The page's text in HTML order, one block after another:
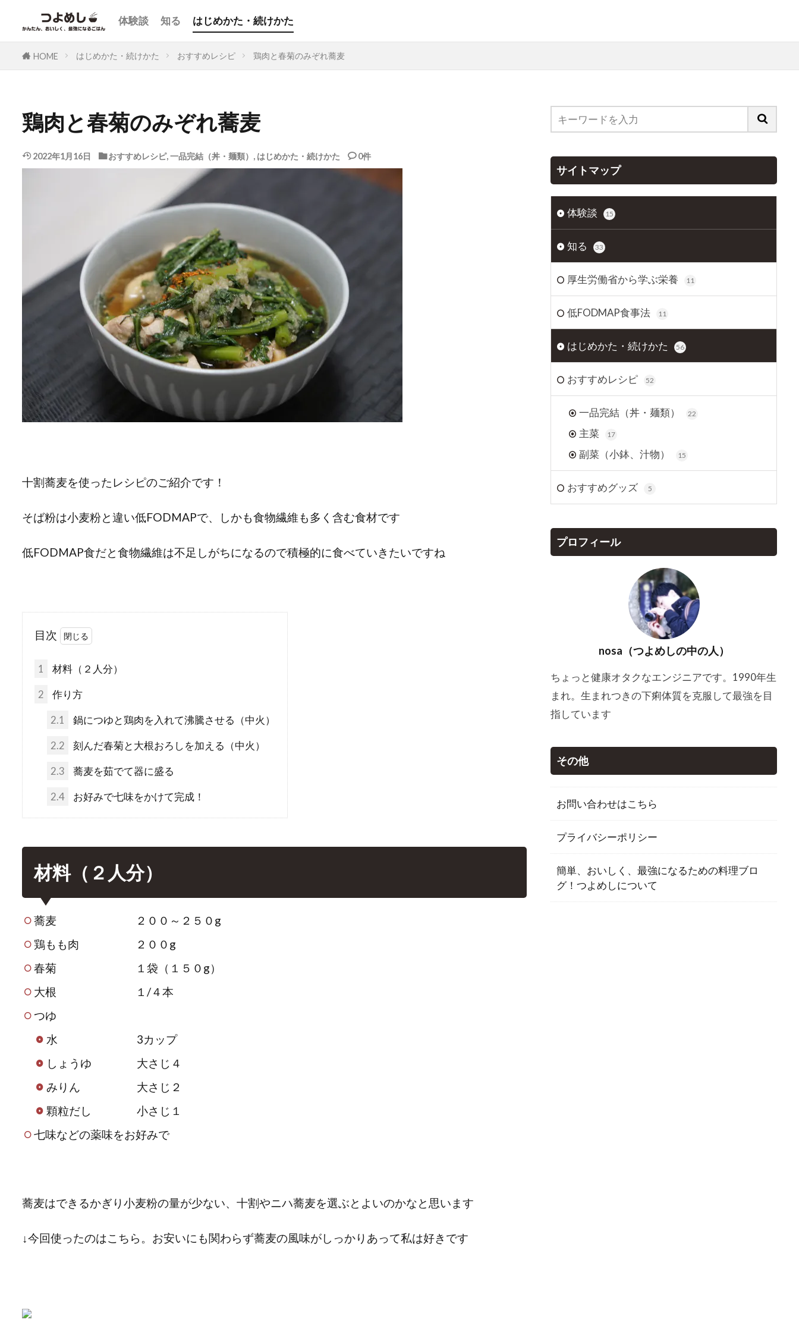
体験談 知る はじめかた・続けかた
HOME はじめかた・続けかた おすすめレシピ 鶏肉と春菊のみぞれ蕎麦
鶏肉と春菊のみぞれ蕎麦
2022年1月16日 おすすめレシピ,一品完結（丼・麺類） , はじめかた・続けかた 0件
十割蕎麦を使ったレシピのご紹介です！
そば粉は小麦粉と違い低FODMAPで、しかも食物繊維も多く含む食材です
低FODMAP食だと食物繊維は不足しがちになるので積極的に食べていきたいですね
目次
1 材料（２人分）
2 作り方
2.1 鍋につゆと鶏肉を入れて沸騰させる（中火）
2.2 刻んだ春菊と大根おろしを加える（中火）
2.3 蕎麦を茹でて器に盛る
2.4 お好みで七味をかけて完成！
材料（２人分）
蕎麦 ２００～２５０g
鶏もも肉 ２００g
春菊 １袋（１５０g）
大根 １/４本
つゆ
水 3カップ
しょうゆ 大さじ４
みりん 大さじ２
顆粒だし 小さじ１
七味などの薬味をお好みで
蕎麦はできるかぎり小麦粉の量が少ない、十割やニハ蕎麦を選ぶとよいのかなと思います
↓今回使ったのはこちら。お安いにも関わらず蕎麦の風味がしっかりあって私は好きです
サイトマップ
体験談 15
知る 33
厚生労働省から学ぶ栄養 11
低FODMAP食事法 11
はじめかた・続けかた 56
おすすめレシピ 52
一品完結（丼・麺類） 22
主菜 17
副菜（小鉢、汁物） 15
おすすめグッズ 5
プロフィール
nosa（つよめしの中の人）
ちょっと健康オタクなエンジニアです。1990年生
まれ。生まれつきの下痢体質を克服して最強を目
指しています
その他
お問い合わせはこちら
プライバシーポリシー
簡単、おいしく、最強になるための料理ブロ
グ！つよめしについて